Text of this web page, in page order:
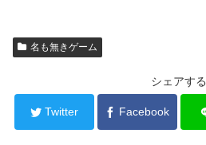
名も無きゲーム
シェアする
Twitter Facebook